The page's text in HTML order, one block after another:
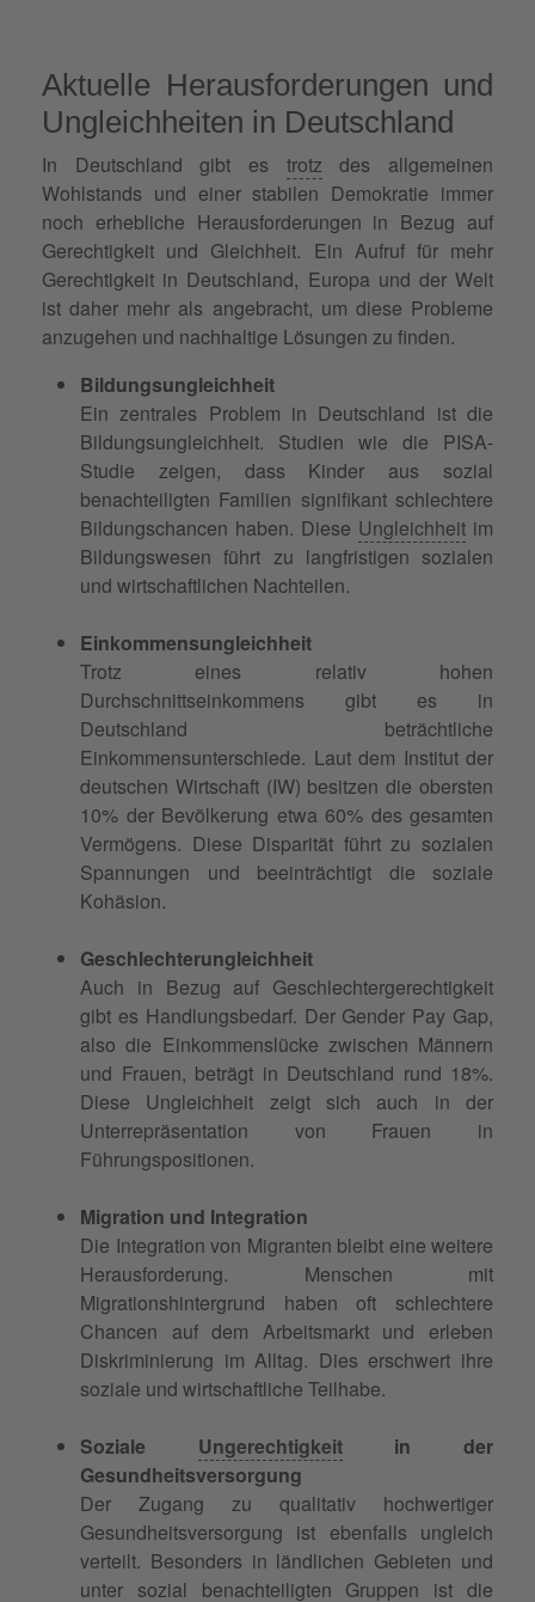
Aktuelle Herausforderungen und
Ungleichheiten in Deutschland
In Deutschland gibt es trotz des allgemeinen
Wohlstands und einer stabilen Demokratie immer
noch erhebliche Herausforderungen in Bezug auf
Gerechtigkeit und Gleichheit. Ein Aufruf für mehr
Gerechtigkeit in Deutschland, Europa und der Welt
ist daher mehr als angebracht, um diese Probleme
anzugehen und nachhaltige Lösungen zu finden.
Bildungsungleichheit
Ein zentrales Problem in Deutschland ist die
Bildungsungleichheit. Studien wie die PISA-
Studie zeigen, dass Kinder aus sozial
benachteiligten Familien signifikant schlechtere
Bildungschancen haben. Diese Ungleichheit im
Bildungswesen führt zu langfristigen sozialen
und wirtschaftlichen Nachteilen.
Einkommensungleichheit
Trotz eines relativ hohen
Durchschnittseinkommens gibt es in
Deutschland beträchtliche
Einkommensunterschiede. Laut dem Institut der
deutschen Wirtschaft (IW) besitzen die obersten
10% der Bevölkerung etwa 60% des gesamten
Vermögens. Diese Disparität führt zu sozialen
Spannungen und beeinträchtigt die soziale
Kohäsion.
Geschlechterungleichheit
Auch in Bezug auf Geschlechtergerechtigkeit
gibt es Handlungsbedarf. Der Gender Pay Gap,
also die Einkommenslücke zwischen Männern
und Frauen, beträgt in Deutschland rund 18%.
Diese Ungleichheit zeigt sich auch in der
Unterrepräsentation von Frauen in
Führungspositionen.
Migration und Integration
Die Integration von Migranten bleibt eine weitere
Herausforderung. Menschen mit
Migrationshintergrund haben oft schlechtere
Chancen auf dem Arbeitsmarkt und erleben
Diskriminierung im Alltag. Dies erschwert ihre
soziale und wirtschaftliche Teilhabe.
Soziale Ungerechtigkeitin der
Gesundheitsversorgung
Der Zugang zu qualitativ hochwertiger
Gesundheitsversorgung ist ebenfalls ungleich
verteilt. Besonders in ländlichen Gebieten und
unter sozial benachteiligten Gruppen ist die